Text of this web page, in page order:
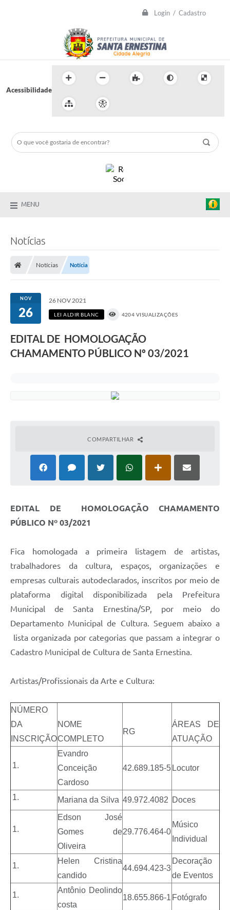
Login / Cadastro
Acessibilidade
MENU
Notícias
Notícias Notícia
NOV
26
26 NOV 2021
LEI ALDIR BLANC 4204 VISUALIZAÇÕES
EDITAL DE HOMOLOGAÇÃO
CHAMAMENTO PÚBLICO Nº 03/2021
COMPARTILHAR
EDITAL DE HOMOLOGAÇÃO CHAMAMENTO
PÚBLICO Nº 03/2021
Fica homologada a primeira listagem de artistas,
trabalhadores da cultura, espaços, organizações e
empresas culturais autodeclarados, inscritos por meio de
plataforma digital disponibilizada pela Prefeitura
Municipal de Santa Ernestina/SP, por meio do
Departamento Municipal de Cultura. Seguem abaixo a
lista organizada por categorias que passam a integrar o
Cadastro Municipal de Cultura de Santa Ernestina.
Artistas/Profissionais da Arte e Cultura:
NÚMERO
DA
INSCRIÇÃO
NOME
COMPLETO
RG
ÁREAS DE
ATUAÇÃO
Evandro
Conceição
Cardoso
42.689.185-5 Locutor
Mariana da Silva 49.972.4082 Doces
Edson José
Gomes de
Oliveira
29.776.464-0
Músico
Individual
Helen Cristina
candido
44.694.423-3
Decoração
de Eventos
Antônio Deolindo
costa
18.655.866-1 Fotógrafo